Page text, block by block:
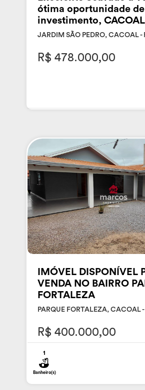
ótima oportunidade de
investimento,
JARDIM SÃO PEDRO, CACOAL -
R$ 478.000,00
IMÓVEL DISPONÍVEL
VENDA NO BAIRRO
FORTALEZA
PARQUE FORTALEZA, CACOAL -
R$ 400.000,00
1
Banheiro(s)